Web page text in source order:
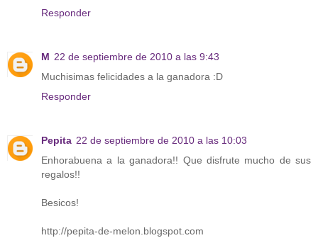
Responder
M 22 de septiembre de 2010 a las 9:43
Muchisimas felicidades a la ganadora :D
Responder
Pepita 22 de septiembre de 2010 a las 10:03
Enhorabuena a la ganadora!! Que disfrute mucho de sus
regalos!!
Besicos!
http://pepita-de-melon.blogspot.com